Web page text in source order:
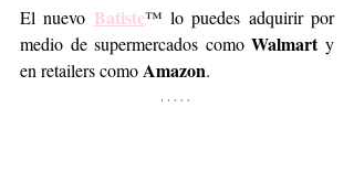
El nuevo Batiste™ lo puedes adquirir por
medio de supermercados como Walmart y
en retailers como Amazon.